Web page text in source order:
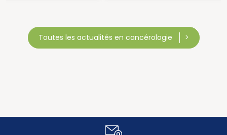
Toutes les actualités en cancérologie